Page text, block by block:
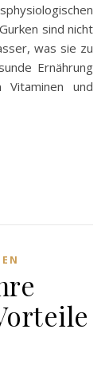
sind nicht
was sie zu
Ernährung
Vitaminen und